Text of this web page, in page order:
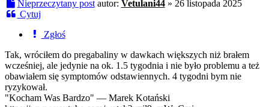
Nieprzeczytany post autor: Vetulani44» 26 listopada 2025
Cytuj
Zgłoś
Tak, wróciłem do pregabaliny w dawkach większych niż brałem
wcześniej, ale jedynie na ok. 1.5 tygodnia i nie było problemu a też
obawiałem się symptomów odstawiennych. 4 tygodni bym nie
ryzykował.
"Kocham Was Bardzo" — Marek Kotański